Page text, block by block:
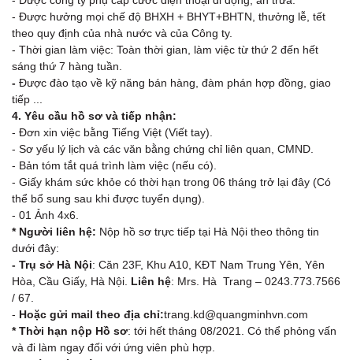
- Được hưởng mọi chế độ BHXH + BHYT+BHTN, thưởng lễ, tết
theo quy định của nhà nước và của Công ty.
- Thời gian làm việc: Toàn thời gian, làm việc từ thứ 2 đến hết
sáng thứ 7 hàng tuần.
- Được đào tạo về kỹ năng bán hàng, đàm phán hợp đồng, giao
tiếp ...
4. Yêu cầu hồ sơ và tiếp nhận:
- Đơn xin việc bằng Tiếng Việt (Viết tay).
- Sơ yếu lý lịch và các văn bằng chứng chỉ liên quan, CMND.
- Bản tóm tắt quá trình làm việc (nếu có).
- Giấy khám sức khỏe có thời hạn trong 06 tháng trở lại đây (Có
thể bổ sung sau khi được tuyển dụng).
- 01 Ảnh 4x6.
* Người liên hệ: Nộp hồ sơ trực tiếp tại Hà Nội theo thông tin
dưới đây:
- Trụ sở Hà Nội: Căn 23F, Khu A10, KĐT Nam Trung Yên, Yên
Hòa, Cầu Giấy, Hà Nội. Liên hệ: Mrs. Hà Trang – 0243.773.7566
/ 67.
- Hoặc gửi mail theo địa chỉ:trang.kd@quangminhvn.com
* Thời hạn nộp Hồ sơ: tới hết tháng 08/2021. Có thể phỏng vấn
và đi làm ngay đối với ứng viên phù hợp.